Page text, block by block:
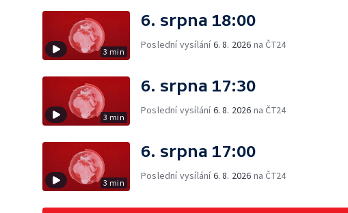
3 min
6. srpna 18:00
Poslední vysílání6. 8. 2026 na ČT24
3 min
6. srpna 17:30
Poslední vysílání6. 8. 2026 na ČT24
3 min
6. srpna 17:00
Poslední vysílání6. 8. 2026 na ČT24